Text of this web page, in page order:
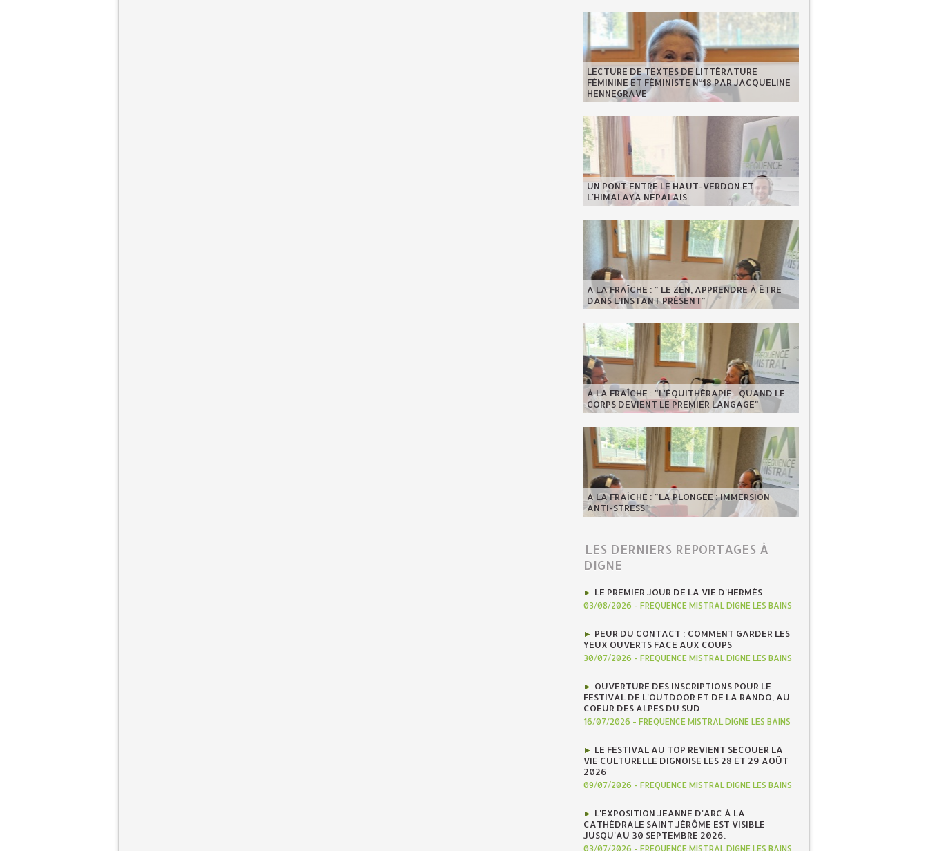
LECTURE DE TEXTES DE LITTÉRATURE
FÉMININE ET FÉMINISTE N°18 PAR JACQUELINE
HENNEGRAVE
UN PONT ENTRE LE HAUT-VERDON ET
L'HIMALAYA NÉPALAIS
A LA FRAÎCHE : " LE ZEN, APPRENDRE À ÊTRE
DANS L'INSTANT PRÉSENT"
À LA FRAÎCHE : "L'ÉQUITHÉRAPIE : QUAND LE
CORPS DEVIENT LE PREMIER LANGAGE"
À LA FRAÎCHE : "LA PLONGÉE : IMMERSION
ANTI-STRESS"
LES DERNIERS REPORTAGES À
DIGNE
LE PREMIER JOUR DE LA VIE D'HERMÈS
03/08/2026 - FREQUENCE MISTRAL DIGNE LES BAINS
PEUR DU CONTACT : COMMENT GARDER LES
YEUX OUVERTS FACE AUX COUPS
30/07/2026 - FREQUENCE MISTRAL DIGNE LES BAINS
OUVERTURE DES INSCRIPTIONS POUR LE
FESTIVAL DE L'OUTDOOR ET DE LA RANDO, AU
COEUR DES ALPES DU SUD
16/07/2026 - FREQUENCE MISTRAL DIGNE LES BAINS
LE FESTIVAL AU TOP REVIENT SECOUER LA
VIE CULTURELLE DIGNOISE LES 28 ET 29 AOÛT
2026
09/07/2026 - FREQUENCE MISTRAL DIGNE LES BAINS
L'EXPOSITION JEANNE D'ARC À LA
CATHÉDRALE SAINT JÉRÔME EST VISIBLE
JUSQU'AU 30 SEPTEMBRE 2026.
03/07/2026 - FREQUENCE MISTRAL DIGNE LES BAINS